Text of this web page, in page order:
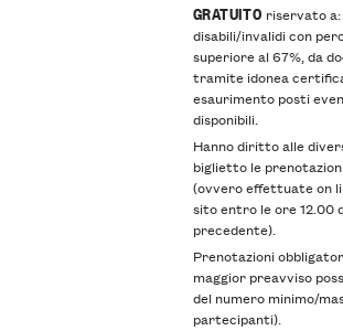
GRATUITO riservato a:
disabili/invalidi con
superiore al 67%, da
tramite idonea
esaurimento posti
disponibili.
Hanno diritto alle
biglietto le
(ovvero effettuate on
sito entro le ore 12.00
precedente).
Prenotazioni
maggior preavviso
del numero minimo/
partecipanti).